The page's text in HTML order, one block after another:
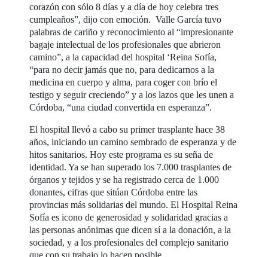
corazón con sólo 8 días y a día de hoy celebra tres
cumpleaños”, dijo con emoción. Valle García tuvo
palabras de cariño y reconocimiento al “impresionante
bagaje intelectual de los profesionales que abrieron
camino”, a la capacidad del hospital ‘Reina Sofía,
“para no decir jamás que no, para dedicarnos a la
medicina en cuerpo y alma, para coger con brío el
testigo y seguir creciendo” y a los lazos que les unen a
Córdoba, “una ciudad convertida en esperanza”.
El hospital llevó a cabo su primer trasplante hace 38
años, iniciando un camino sembrado de esperanza y de
hitos sanitarios. Hoy este programa es su seña de
identidad. Ya se han superado los 7.000 trasplantes de
órganos y tejidos y se ha registrado cerca de 1.000
donantes, cifras que sitúan Córdoba entre las
provincias más solidarias del mundo. El Hospital Reina
Sofía es icono de generosidad y solidaridad gracias a
las personas anónimas que dicen sí a la donación, a la
sociedad, y a los profesionales del complejo sanitario
que con su trabajo lo hacen posible.